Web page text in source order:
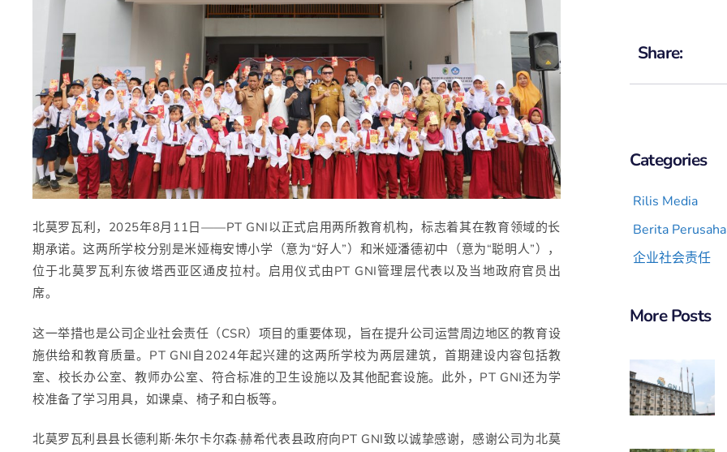
北莫罗瓦利，2025年8月11日——PT GNI以正式启用两所教育机构，标志着其在教育领域的长
期承诺。这两所学校分别是米娅梅安博小学（意为“好人”）和米娅潘德初中（意为“聪明人”），
位于北莫罗瓦利东彼塔西亚区通皮拉村。启用仪式由PT GNI管理层代表以及当地政府官员出
席。
这一举措也是公司企业社会责任（CSR）项目的重要体现，旨在提升公司运营周边地区的教育设
施供给和教育质量。PT GNI自2024年起兴建的这两所学校为两层建筑，首期建设内容包括教
室、校长办公室、教师办公室、符合标准的卫生设施以及其他配套设施。此外，PT GNI还为学
校准备了学习用具，如课桌、椅子和白板等。
北莫罗瓦利县县长德利斯·朱尔卡尔森·赫希代表县政府向PT GNI致以诚挚感谢，感谢公司为北莫
Share:
Categories
Rilis Media
Berita
企业社会责任
More Posts